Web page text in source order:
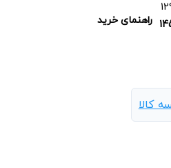
راهنمای خرید
کالا